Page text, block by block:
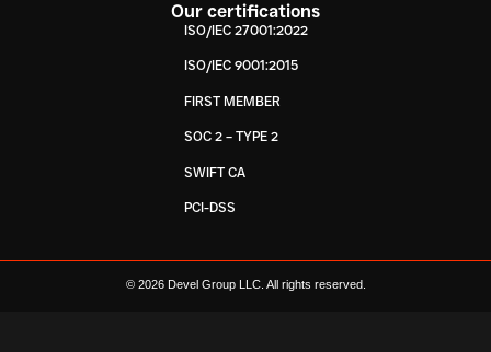
Our certifications
ISO/IEC 27001:2022
ISO/IEC 9001:2015
FIRST MEMBER
SOC 2 – TYPE 2
SWIFT CA
PCI-DSS
© 2026 Devel Group LLC. All rights reserved.